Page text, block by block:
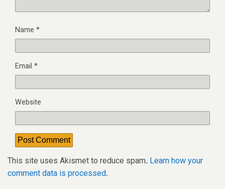
Name *
Email *
Website
This site uses Akismet to reduce spam. Learn how your
comment data is processed.